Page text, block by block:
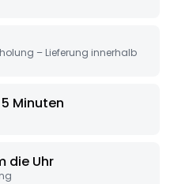
– Lieferung innerhalb
Minuten
die Uhr